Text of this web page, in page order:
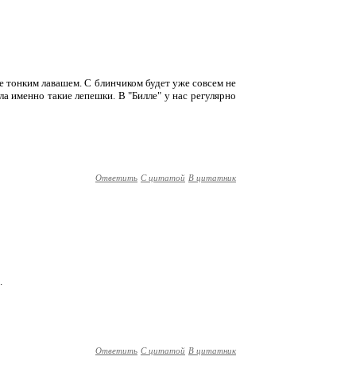
тонким лавашем. С блинчиком будет уже совсем не
именно такие лепешки. В "Билле" у нас регулярно
Ответить С цитатой В цитатник
Ответить С цитатой В цитатник